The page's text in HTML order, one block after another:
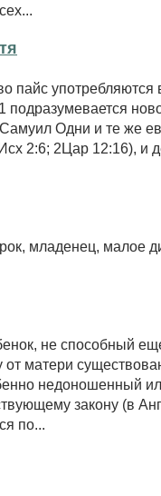
пайс употребляются
подразумевается
Одни и те же
2:6; 2Цар 12:16), и
младенец, малое
не способный
от матери
недоношенный
закону (в
по...